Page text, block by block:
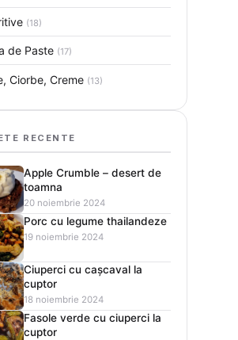
(18)
de Paste (17)
Ciorbe, Creme (13)
RECENTE
Apple Crumble – desert de
toamna
20 noiembrie 2024
Porc cu legume thailandeze
19 noiembrie 2024
Ciuperci cu cașcaval la
cuptor
18 noiembrie 2024
Fasole verde cu ciuperci la
cuptor